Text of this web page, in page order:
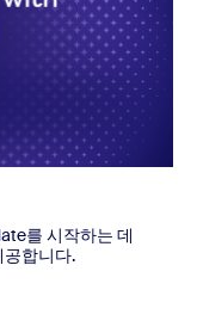
를 시작하는 데
합니다.